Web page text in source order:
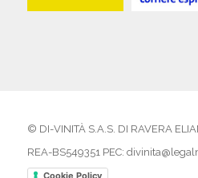
© DI-VINITÀ S.A.S. DI RAVERA
REA-BS549351 PEC:
Cookie Policy